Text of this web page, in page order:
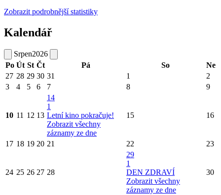
Zobrazit podrobnější statistiky
Kalendář
Srpen2026
Po Út St Čt Pá So
Ne
27 28 29 30 31 1
2
3
4 5 6 7 8 9
10 11 12 13
14
1
Letní kino pokračuje!
Zobrazit všechny
záznamy ze dne
15 16
17 18 19 20 21 22 23
24 25 26 27 28
29
1
DEN ZDRAVÍ
Zobrazit všechny
záznamy ze dne
30